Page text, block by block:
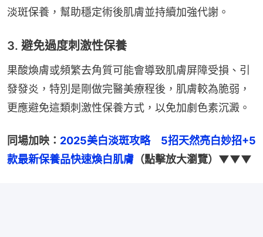
淡斑保養，幫助穩定術後肌膚並持續加強代謝。
3. 避免過度刺激性保養
果酸煥膚或頻繁去角質可能會導致肌膚屏障受損、引
發發炎，特別是剛做完醫美療程後，肌膚較為脆弱，
更應避免這類刺激性保養方式，以免加劇色素沉澱。
同場加映： 2025美白淡斑攻略　5招天然亮白妙招+5
款最新保養品快速煥白肌膚 （點擊放大瀏覽）▼▼▼